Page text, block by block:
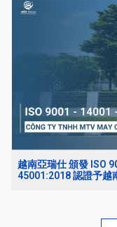
越南亞瑞仕 頒發 ISO
45001:2018 認證予越